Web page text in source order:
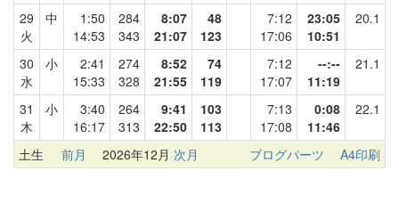
29
火
中
1:50
14:53
284
343
8:07
21:07
48
123
7:12
17:06
23:05
10:51
20.1
30
水
小
2:41
15:33
274
328
8:52
21:55
74
119
7:12
17:07
--:--
11:19
21.1
31
木
小
3:40
16:17
264
313
9:41
22:50
103
113
7:13
17:08
0:08
11:46
22.1
土生 前月 2026年12月 次月 ブログパーツ A4印刷